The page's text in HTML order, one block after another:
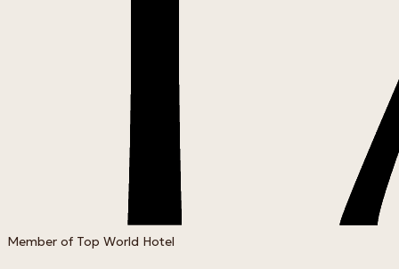
Member of Top World Hotel